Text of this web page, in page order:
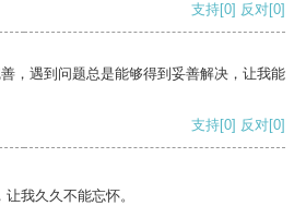
支持[0] 反对[0]
，遇到问题总是能够得到妥善解决，让我能
支持[0] 反对[0]
我久久不能忘怀。